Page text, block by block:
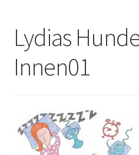
Lydias
Innen01